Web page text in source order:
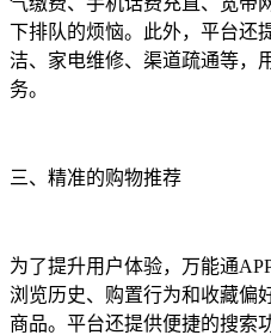
下排队的烦恼。此外，平台还
洁、家电维修、渠道疏通等，
务。
三、精准的购物推荐
为了提升用户体验，万能通
浏览历史、购置行为和收藏偏
商品。平台还提供便捷的搜索